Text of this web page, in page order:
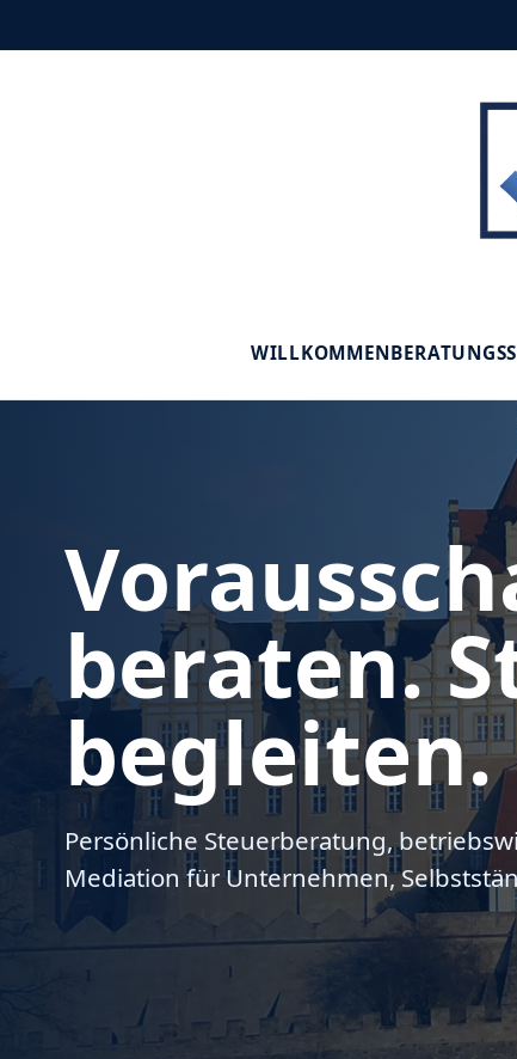
WILLKOMMEN
beraten.
begleiten.
Persönliche Steuerberatung,
Mediation für Unternehmen,